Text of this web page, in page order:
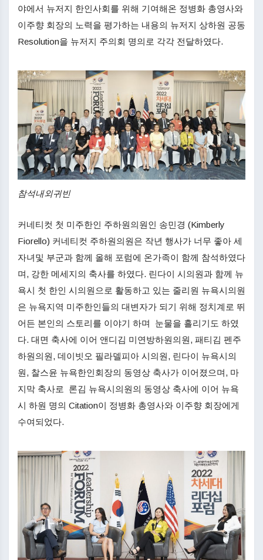
야에서 뉴저지 한인사회를 위해 기여해온 정병화 총영사와
이주향 회장의 노력을 평가하는 내용의 뉴저지 상하원 공동
Resolution을 뉴저지 주의회 명의로 각각 전달하였다.
참석내외귀빈
커네티컷 첫 미주한인 주하원의원인 송민경 (Kimberly
Fiorello) 커네티컷 주하원의원은 작년 행사가 너무 좋아 세
자녀및 부군과 함께 올해 포럼에 온가족이 함께 참석하였다
며, 강한 메세지의 축사를 하였다. 린다이 시의원과 함께 뉴
욕시 첫 한인 시의원으로 활동하고 있는 줄리원 뉴욕시의원
은 뉴욕지역 미주한인들의 대변자가 되기 위해 정치계로 뛰
어든 본인의 스토리를 이야기 하며 눈물을 흘리기도 하였
다. 대면 축사에 이어 앤디김 미연방하원의원, 패티김 펜주
하원의원, 데이빗오 필라델피아 시의원, 린다이 뉴욕시의
원, 찰스윤 뉴욕한인회장의 동영상 축사가 이어졌으며, 마
지막 축사로 론김 뉴욕시의원의 동영상 축사에 이어 뉴욕
시 하원 명의 Citation이 정병화 총영사와 이주향 회장에게
수여되었다.